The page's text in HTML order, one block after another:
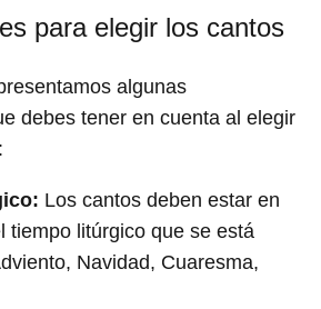
para elegir los cantos
algunas
debes tener en cuenta al elegir
Los cantos deben estar en
tiempo litúrgico que se está
Navidad, Cuaresma,